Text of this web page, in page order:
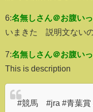
6:名無しさん＠お腹い
いまきた 説明文ない
7:名無しさん＠お腹い
This is description
#競馬 #jra #青葉